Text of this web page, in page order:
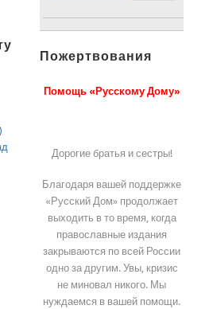
Пожертвования
Помощь «Русскому Дому»
Дорогие братья и сестры!
Благодаря вашей поддержке
«Русский Дом» продолжает
выходить в то время, когда
православные издания
закрываются по всей России
одно за другим. Увы, кризис
не миновал никого. Мы
нуждаемся в вашей помощи.